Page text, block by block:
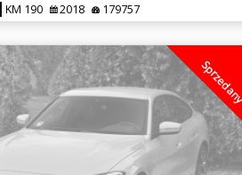
KM 190 2018 179757
Sprzedany